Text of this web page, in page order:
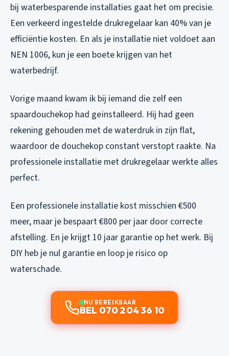
bij waterbesparende installaties gaat het om precisie.
Een verkeerd ingestelde drukregelaar kan 40% van je
efficiëntie kosten. En als je installatie niet voldoet aan
NEN 1006, kun je een boete krijgen van het
waterbedrijf.
Vorige maand kwam ik bij iemand die zelf een
spaardouchekop had geïnstalleerd. Hij had geen
rekening gehouden met de waterdruk in zijn flat,
waardoor de douchekop constant verstopt raakte. Na
professionele installatie met drukregelaar werkte alles
perfect.
Een professionele installatie kost misschien €500
meer, maar je bespaart €800 per jaar door correcte
afstelling. En je krijgt 10 jaar garantie op het werk. Bij
DIY heb je nul garantie en loop je risico op
waterschade.
NU BEREIKBAAR
BEL 070 204 36 10